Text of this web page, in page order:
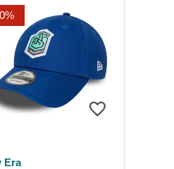
Era